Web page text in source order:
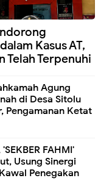
Kasus AT,
Telah Terpenuhi
Agung
di Desa Sitolu
Pengamanan Ketat
FAHMI'
Usung Sinergi
Penegakan